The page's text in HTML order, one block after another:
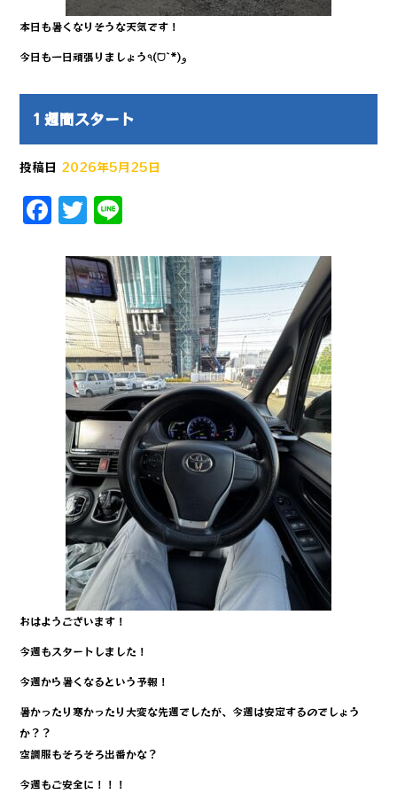
本日も暑くなりそうな天気です！
今日も一日頑張りましょう٩(ˊᗜˋ*)و
１週間スタート
投稿日 2026年5月25日
F
a
c
e
b
o
o
k
T
w
it
te
r
e
おはようございます！
今週もスタートしました！
今週から暑くなるという予報！
暑かったり寒かったり大変な先週でしたが、今週は安定するのでしょう
か？？
空調服もそろそろ出番かな？
今週もご安全に！！！